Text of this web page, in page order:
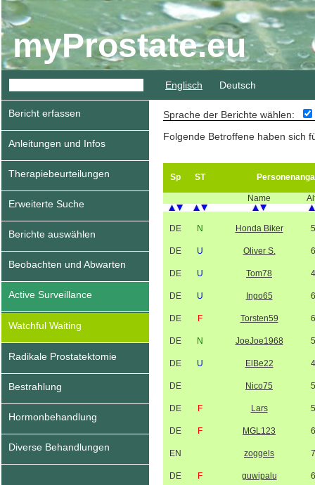
myProstate.eu
Englisch Deutsch
Bericht erfassen
Anleitungen und Infos
Therapiebeurteilungen
Erweiterte Suche
Berichte auswählen
Beobachten und Abwarten
Active Surveillance
Watchful Waiting
Radikale Prostatektomie
Bestrahlung
Hormonbehandlung
Diverse Behandlungen
Sprache der Berichte wählen:
Folgende Betroffene haben sich
Sp ST
Name
DE N Honda Biker
DE U Oliver S.
DE U Tom78
DE U Ingo65
DE F Torsten59
DE N JoeJoe1968
DE U ElBe22
DE Nico75
DE F Lars
DE F MGL123
EN zoggels
DE F guwipalu